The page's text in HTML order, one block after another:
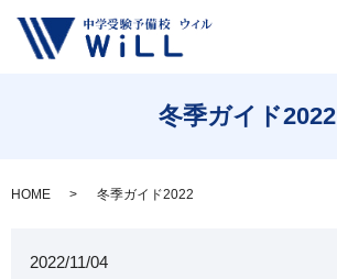
冬季ガイド2022
HOME 冬季ガイド2022
2022/11/04